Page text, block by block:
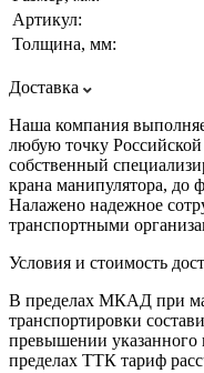
Артикул:
Толщина, мм:
Доставка
Наша компания
любую точку
собственный
крана манипулятора, до
Налажено надежное
транспортными
Условия и стоимость
В пределах МКАД при
транспортировки
превышении указанного
пределах ТТК тариф